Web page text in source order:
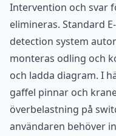
Intervention och svar
elimineras. Standard
detection system
monteras odling och
och ladda diagram. I
gaffel pinnar och
överbelastning på
användaren behöver